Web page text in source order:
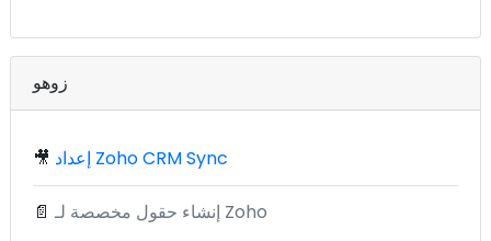
زوهو
🎥 إعداد Zoho CRM Sync
📄 إنشاء حقول مخصصة لـ Zoho